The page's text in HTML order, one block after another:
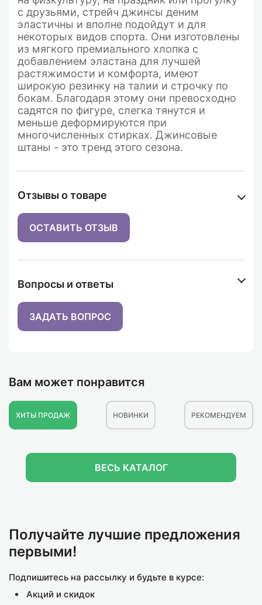
с друзьями, стрейч джинсы деним
эластичны и вполне подойдут и для
некоторых видов спорта. Они изготовлены
из мягкого премиального хлопка с
добавлением эластана для лучшей
растяжимости и комфорта, имеют
широкую резинку на талии и строчку по
бокам. Благодаря этому они превосходно
садятся по фигуре, слегка тянутся и
меньше деформируются при
многочисленных стирках. Джинсовые
штаны - это тренд этого сезона.
Отзывы о товаре
ОСТАВИТЬ ОТЗЫВ
Вопросы и ответы
ЗАДАТЬ ВОПРОС
Вам может понравится
ХИТЫ ПРОДАЖ НОВИНКИ РЕКОМЕНДУЕМ
ВЕСЬ КАТАЛОГ
Получайте лучшие предложения
первыми!
Подпишитесь на рассылку и будьте в курсе:
Акций и скидок